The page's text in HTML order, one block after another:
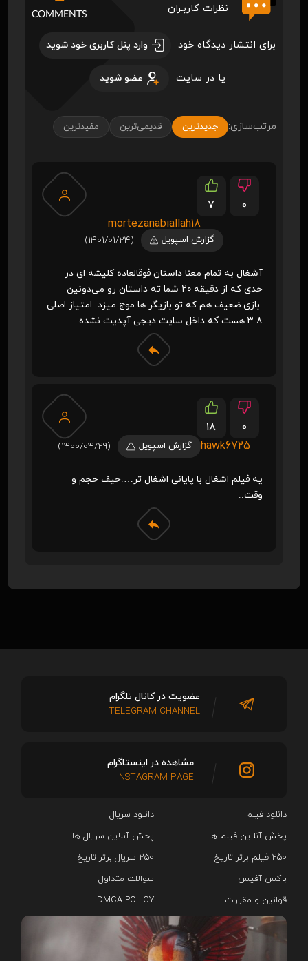
نظرات کاربـران COMMENTS
برای انتشار دیدگاه خود وارد پنل کاربری خود شوید
یا در سایت عضو شوید
مرتب‌سازی: جدیدترین قدیمی‌ترین مفیدترین
7
0
mortezanabiallah18
گزارش اسپویل (1401/01/24)
آشغال به تمام معنا داستان فوقالعاده کلیشه ای در
حدی که از دقیقه ۲۰ شما ته داستان رو می‌دونین
.بازی ضعیف هم که تو بازیگر ها موج میزد. امتیاز اصلی
۳.۸ هست که داخل سایت دیجی آپدیت نشده.
18
0
hawk6725
گزارش اسپویل (1400/04/29)
یه فیلم اشغال با پایانی اشغال تر….حیف حجم و
وقت..
دانلود فیلم
دانلود سریال‌
پخش آنلاین فیلم ها
پخش آنلاین سریال ها
۲۵۰ فیلم برتر تاریخ
۲۵۰ سریال برتر تاریخ
باکس آفیس
سوالات متداول
قوانین و مقررات
DMCA POLICY
عضویت در کانال تلگرام
TELEGRAM CHANNEL
مشاهده در اینستاگرام
INSTAGRAM PAGE